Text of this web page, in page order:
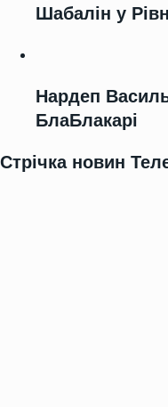
Шабалін у
Нардеп
БлаБлакарі
Стрічка новин